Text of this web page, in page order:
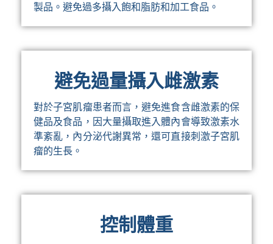
製品。避免過多攝入飽和脂肪和加工食品。
避免過量攝入雌激素
對於子宮肌瘤患者而言，避免進食含雌激素的保
健品及食品，因大量攝取進入體內會導致激素水
準紊亂，內分泌代謝異常，還可直接刺激子宮肌
瘤的生長。
控制體重